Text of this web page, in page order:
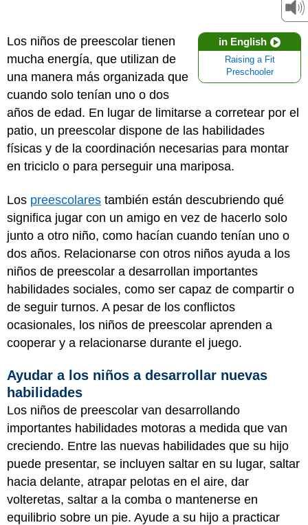
in English
Raising a Fit
Preschooler
Los niños de preescolar tienen
mucha energía, que utilizan de
una manera más organizada que
cuando solo tenían uno o dos
años de edad. En lugar de limitarse a corretear por el
patio, un preescolar dispone de las habilidades
físicas y de la coordinación necesarias para montar
en triciclo o para perseguir una mariposa.
Los preescolares también están descubriendo qué
significa jugar con un amigo en vez de hacerlo solo
junto a otro niño, como hacían cuando tenían uno o
dos años. Relacionarse con otros niños ayuda a los
niños de preescolar a desarrollan importantes
habilidades sociales, como ser capaz de compartir o
de seguir turnos. A pesar de los conflictos
ocasionales, los niños de preescolar aprenden a
cooperar y a relacionarse durante el juego.
Ayudar a los niños a desarrollar nuevas
habilidades
Los niños de preescolar van desarrollando
importantes habilidades motoras a medida que van
creciendo. Entre las nuevas habilidades que su hijo
puede presentar, se incluyen saltar en su lugar, saltar
hacia delante, atrapar pelotas en el aire, dar
volteretas, saltar a la comba o mantenerse en
equilibrio sobre un pie. Ayude a su hijo a practicar